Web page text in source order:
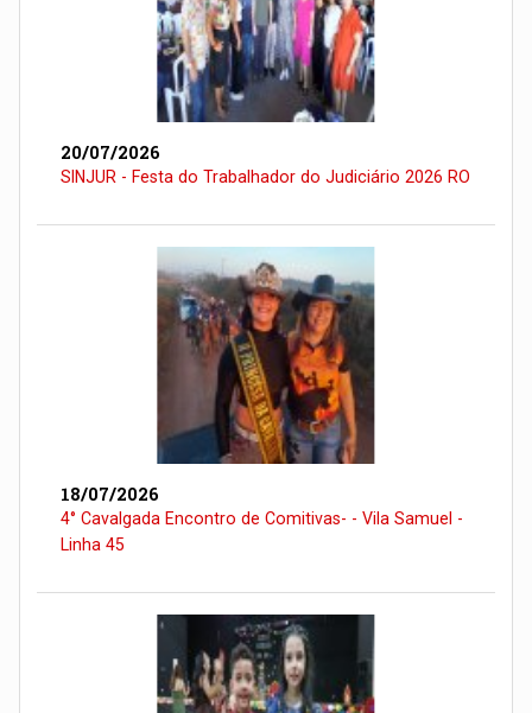
20/07/2026
SINJUR - Festa do Trabalhador do Judiciário 2026 RO
18/07/2026
4° Cavalgada Encontro de Comitivas- - Vila Samuel -
Linha 45